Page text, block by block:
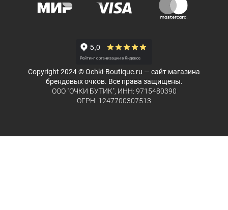
Copyright 2024 © Ochki-Boutique.ru — сайт магазина
брендовых очков. Все права защищены.
ООО "ОЧКИ БУТИК", ИНН: 9715480390
ОГРН: 1247700307513